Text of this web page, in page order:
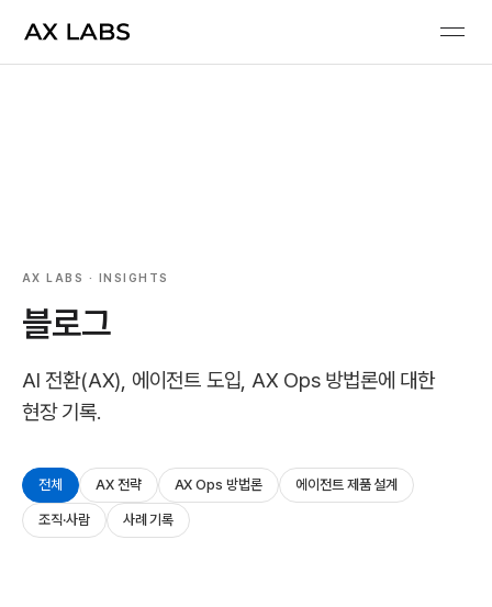
AX LABS · INSIGHTS
블로그
AI 전환(AX), 에이전트 도입, AX Ops 방법론에 대한
현장 기록.
전체 AX 전략 AX Ops 방법론 에이전트 제품 설계
조직·사람 사례 기록